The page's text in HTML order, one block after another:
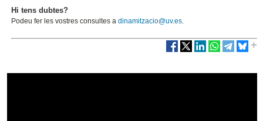
Hi tens dubtes?
Podeu fer les vostres consultes adinamitzacio@uv.es.